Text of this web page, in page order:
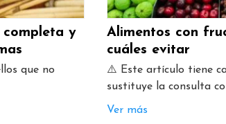
y
que no
Alimentos con
cuáles evitar
⚠️ Este artículo tiene
sustituye la consulta
Ver más